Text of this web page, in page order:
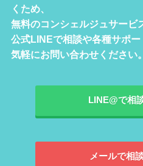
くため、
無料のコンシェルジュサービ
公式LINEで相談や各種サポ
気軽にお問い合わせください。
LINE@で相
メールで相